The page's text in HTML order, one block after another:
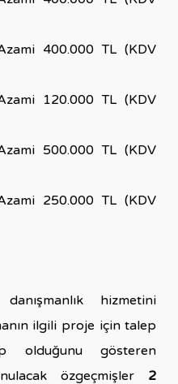
400.000 TL (KDV
120.000 TL (KDV
500.000 TL (KDV
250.000 TL (KDV
hizmetini
ilgili proje için talep
olduğunu gösteren
özgeçmişler 2